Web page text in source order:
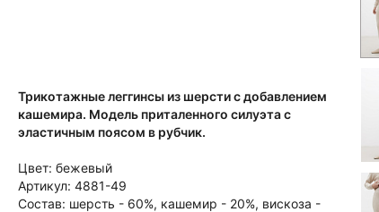
Трикотажные леггинсы из шерсти с добавлением
кашемира. Модель приталенного силуэта с
эластичным поясом в рубчик.
Цвет: бежевый
Артикул: 4881-49
Состав: шерсть - 60%, кашемир - 20%, вискоза -